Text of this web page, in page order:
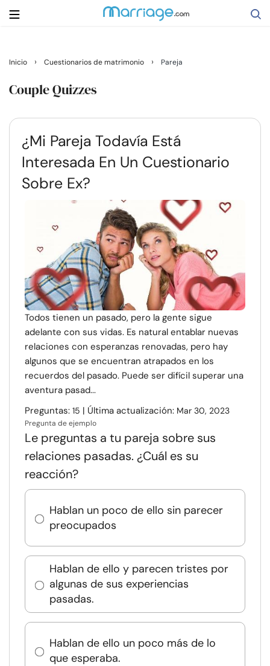
Buscar
Relaciones
Familia
Cursos
Recursos
Comunidad
Encuentra un terapeuta
Idioma ES
Sobre nosotros Contáctanos Escríbenos
nosotros
© Copyright 2026. Todos los derechos reservados.
Inicio › Cuestionarios de matrimonio › Pareja
Couple Quizzes
¿Mi Pareja Todavía Está
Interesada En Un Cuestionario
Sobre Ex?
Todos tienen un pasado, pero la gente sigue
adelante con sus vidas. Es natural entablar nuevas
relaciones con esperanzas renovadas, pero hay
algunos que se encuentran atrapados en los
recuerdos del pasado. Puede ser difícil superar una
aventura pasad...
Preguntas: 15 | Última actualización: Mar 30, 2023
Pregunta de ejemplo
Le preguntas a tu pareja sobre sus
relaciones pasadas. ¿Cuál es su
reacción?
Hablan un poco de ello sin parecer
preocupados
Hablan de ello y parecen tristes por
algunas de sus experiencias
pasadas.
Hablan de ello un poco más de lo
que esperaba.